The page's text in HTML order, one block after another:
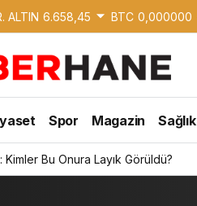
ALTIN 6.658,45 BTC 0,000000
Spor Magazin Sağlık
Kimler Bu Onura Layık Görüldü?